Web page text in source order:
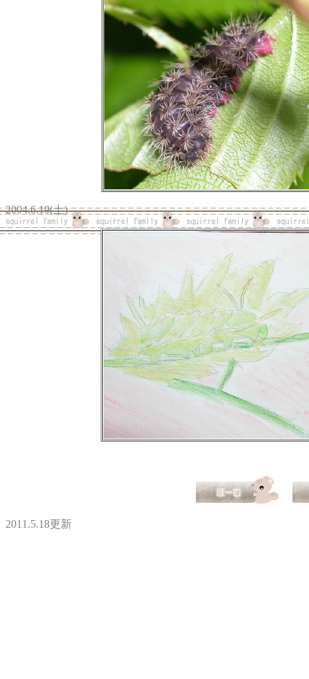
2004.6.19(土)
2011.5.18更新